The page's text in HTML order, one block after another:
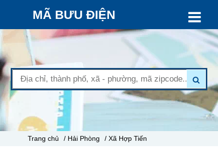
MÃ BƯU ĐIỆN
Trang chủ / Hải Phòng / Xã Hợp Tiến